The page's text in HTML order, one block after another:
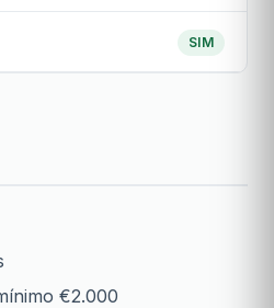
SIM
€2.000